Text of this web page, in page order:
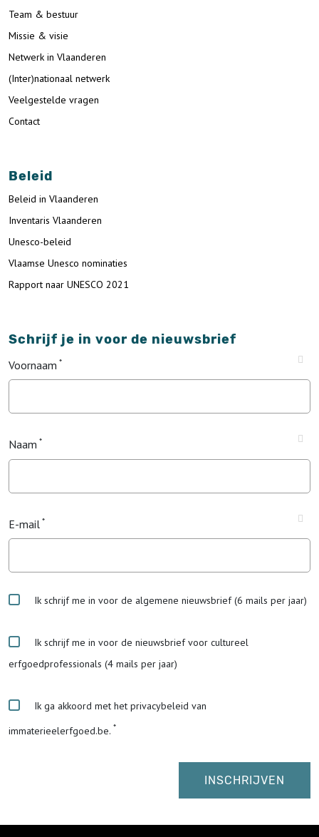
Team & bestuur
Missie & visie
Netwerk in Vlaanderen
(Inter)nationaal netwerk
Veelgestelde vragen
Contact
Beleid
Beleid in Vlaanderen
Inventaris Vlaanderen
Unesco-beleid
Vlaamse Unesco nominaties
Rapport naar UNESCO 2021
Schrijf je in voor de nieuwsbrief
Voornaam
Naam
E-mail
Ik schrijf me in voor de algemene nieuwsbrief (6 mails per jaar)
Ik schrijf me in voor de nieuwsbrief voor cultureel
erfgoedprofessionals (4 mails per jaar)
Ik ga akkoord met het privacybeleid van
immaterieelerfgoed.be.